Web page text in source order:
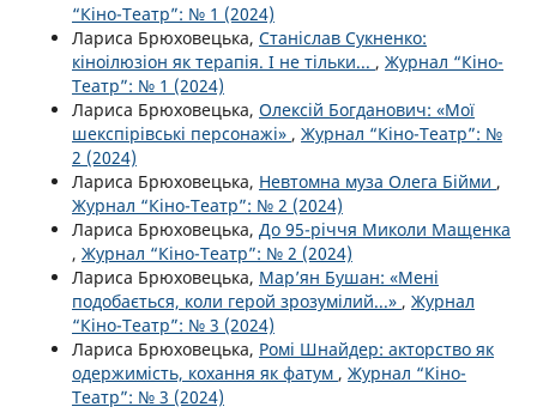
“Кіно-Театр”: № 1 (2024)
Лариса Брюховецька, Станіслав Сукненко:
кіноілюзіон як терапія. І не тільки... , Журнал “Кіно-
Театр”: № 1 (2024)
Лариса Брюховецька, Олексій Богданович: «Мої
шекспірівські персонажі» , Журнал “Кіно-Театр”: №
2 (2024)
Лариса Брюховецька, Невтомна муза Олега Бійми ,
Журнал “Кіно-Театр”: № 2 (2024)
Лариса Брюховецька, До 95-річчя Миколи Мащенка
, Журнал “Кіно-Театр”: № 2 (2024)
Лариса Брюховецька, Мар’ян Бушан: «Мені
подобається, коли герой зрозумілий...» , Журнал
“Кіно-Театр”: № 3 (2024)
Лариса Брюховецька, Ромі Шнайдер: акторство як
одержимість, кохання як фатум , Журнал “Кіно-
Театр”: № 3 (2024)